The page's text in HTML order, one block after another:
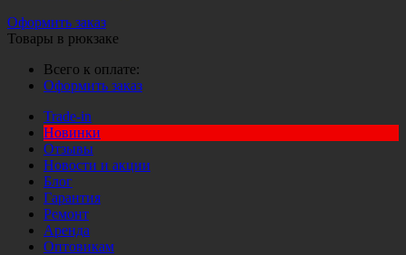
Оформить заказ
Товары в рюкзаке
Всего к оплате:
Оформить заказ
Trade-in
Новинки
Отзывы
Новости и акции
Блог
Гарантия
Ремонт
Аренда
Оптовикам